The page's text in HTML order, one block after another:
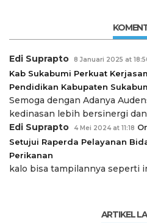
Edi Suprapto 8 Januari 2025 at
Kab Sukabumi Perkuat
Pendidikan Kabupaten
Semoga dengan Adanya
kedinasan lebih bersinergi
Edi Suprapto
4 Mei 2024 at 11:18
Setujui Raperda Pelayanan
Perikanan
kalo bisa tampilannya seperti
ARTIKEL